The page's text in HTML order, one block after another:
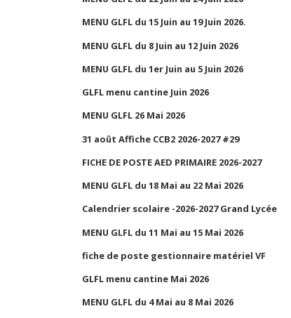
MENU GLFL du 15 Juin au 19 Juin 2026.
MENU GLFL du 8 Juin au 12 Juin 2026
MENU GLFL du 1er Juin au 5 Juin 2026
GLFL menu cantine Juin 2026
MENU GLFL 26 Mai 2026
31 août Affiche CCB2 2026-2027 #29
FICHE DE POSTE AED PRIMAIRE 2026-2027
MENU GLFL du 18 Mai au 22 Mai 2026
Calendrier scolaire -2026-2027 Grand Lycée
MENU GLFL du 11 Mai au 15 Mai 2026
fiche de poste gestionnaire matériel VF
GLFL menu cantine Mai 2026
MENU GLFL du 4 Mai au 8 Mai 2026